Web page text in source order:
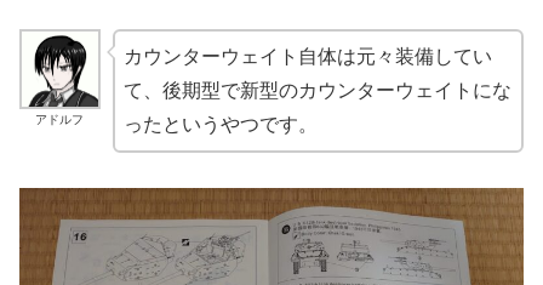
アドルフ
カウンターウェイト自体は元々装備してい
て、後期型で新型のカウンターウェイトにな
ったというやつです。